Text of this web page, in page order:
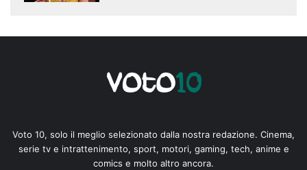
Voto 10, solo il meglio selezionato dalla nostra redazione. Cinema,
serie tv e intrattenimento, sport, motori, gaming, tech, anime e
comics e molto altro ancora.